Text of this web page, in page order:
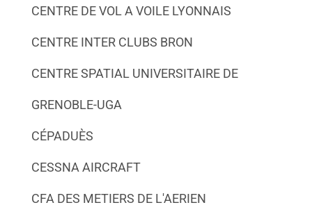
CENTRE DE VOL A VOILE LYONNAIS
CENTRE INTER CLUBS BRON
CENTRE SPATIAL UNIVERSITAIRE DE
GRENOBLE-UGA
CÉPADUÈS
CESSNA AIRCRAFT
CFA DES METIERS DE L'AERIEN